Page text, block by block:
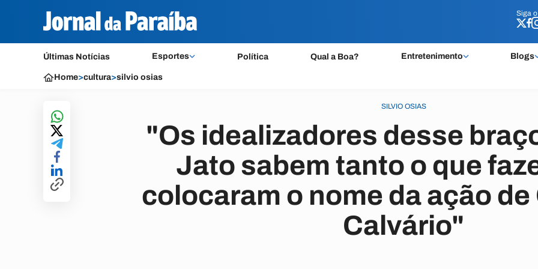
Siga o
Últimas Notícias Esportes Política Qual a Boa? Entretenimento Blogs
Siga o
Home>cultura>silvio osias
SILVIO OSIAS
"Os idealizadores desse
Jato sabem tanto o que
colocaram o nome da ação
Calvário"